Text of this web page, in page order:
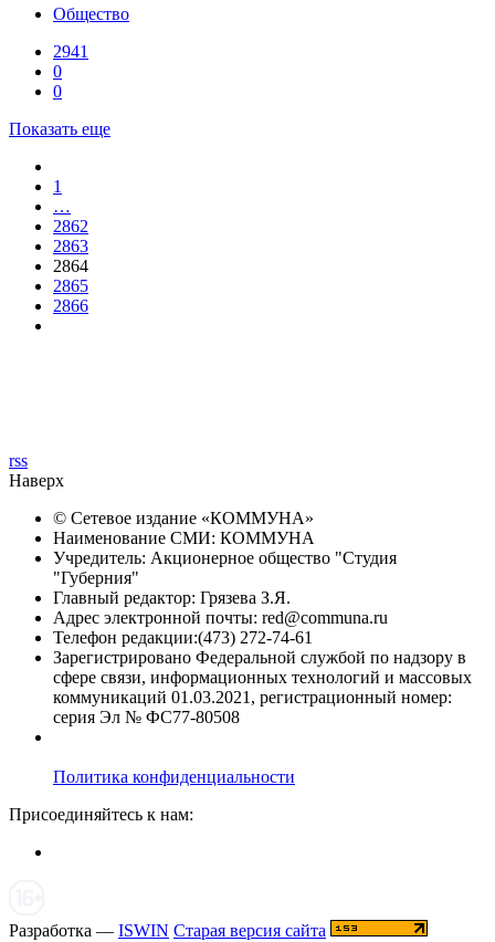
Общество
2941
0
0
Показать еще
1
…
2862
2863
2864
2865
2866
rss
Наверх
© Сетевое издание «КОММУНА»
Наименование СМИ: КОММУНА
Учредитель: Акционерное общество "Студия
"Губерния"
Главный редактор: Грязева З.Я.
Адрес электронной почты: red@communa.ru
Телефон редакции:(473) 272-74-61
Зарегистрировано Федеральной службой по надзору в
сфере связи, информационных технологий и массовых
коммуникаций 01.03.2021, регистрационный номер:
серия Эл № ФС77-80508
Политика конфиденциальности
Присоединяйтесь к нам:
Разработка — ISWIN Старая версия сайта